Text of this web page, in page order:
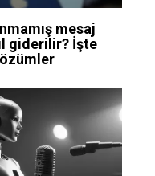
mesaj
giderilir? İşte